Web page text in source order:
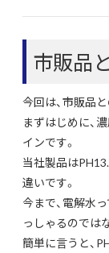
市販品
今回は、市販品
まずはじめに、
インです。
当社製品は
違いです。
今まで、電解水
っしゃるのでは
簡単に言うと、